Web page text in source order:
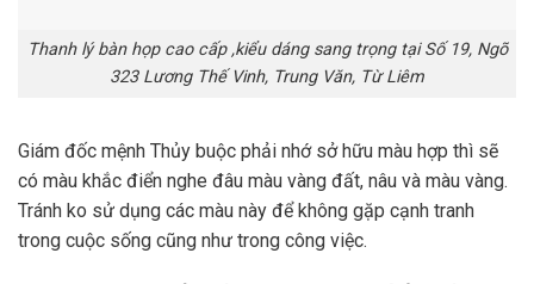
Thanh lý bàn họp cao cấp ,kiểu dáng sang trọng tại Số 19, Ngõ
323 Lương Thế Vinh, Trung Văn, Từ Liêm
Giám đốc mệnh Thủy buộc phải nhớ sở hữu màu hợp thì sẽ
có màu khắc điển nghe đâu màu vàng đất, nâu và màu vàng.
Tránh ko sử dụng các màu này để không gặp cạnh tranh
trong cuộc sống cũng như trong công việc.